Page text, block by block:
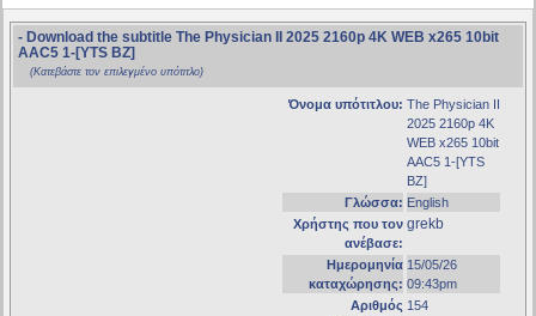
- Download the subtitle The Physician II 2025 2160p 4K WEB x265 10bit
AAC5 1-[YTS BZ]
(Κατεβάστε τον επιλεγμένο υπότιτλο)
Όνομα υπότιτλου: The Physician II
2025 2160p 4K
WEB x265 10bit
AAC5 1-[YTS
BZ]
Γλώσσα: English
Χρήστης που τον
ανέβασε:
grekb
Ημερομηνία
καταχώρησης:
15/05/26
09:43pm
Αριθμός 154